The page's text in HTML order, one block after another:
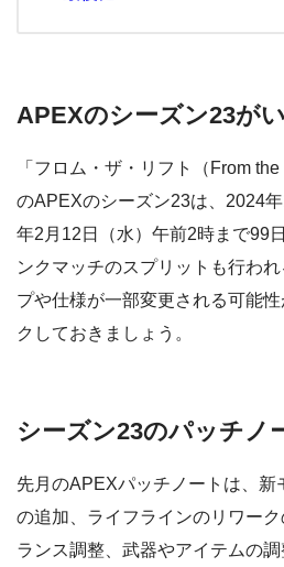
APEXのシーズン23が
「フロム・ザ・リフト（From
のAPEXのシーズン23は、2024
年2月12日（水）午前2時まで99
ンクマッチのスプリットも行わ
プや仕様が一部変更される可能
クしておきましょう。
シーズン23のパッチノ
先月のAPEXパッチノートは、新
の追加、ライフラインのリワー
ランス調整、武器やアイテムの